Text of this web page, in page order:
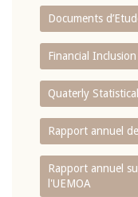
Documents
Financial
Quaterly
Rapport annuel
Rapport annuel
l'UEMOA